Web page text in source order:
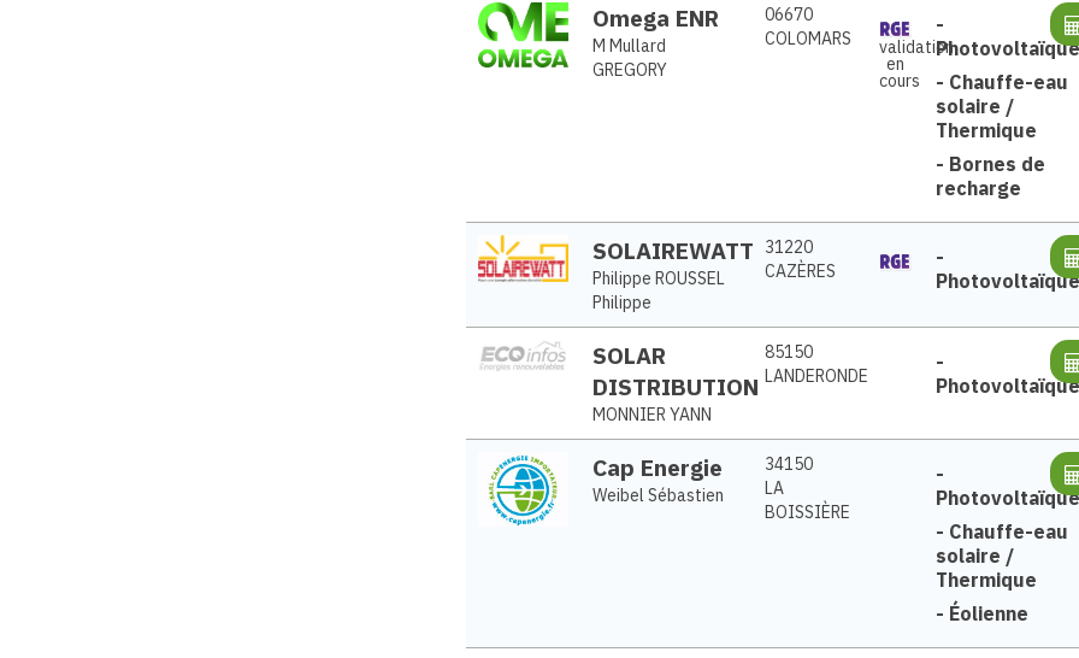
Omega ENR
M Mullard
GREGORY
06670
COLOMARS
validation
en
cours
-
Photovoltaïque
- Chauffe-eau
solaire /
Thermique
- Bornes de
recharge
SOLAIREWATT
Philippe ROUSSEL
Philippe
31220
CAZÈRES
-
Photovoltaïque
SOLAR
DISTRIBUTION
MONNIER YANN
85150
LANDERONDE
-
Photovoltaïque
Cap Energie
Weibel Sébastien
34150
LA
BOISSIÈRE
-
Photovoltaïque
- Chauffe-eau
solaire /
Thermique
- Éolienne